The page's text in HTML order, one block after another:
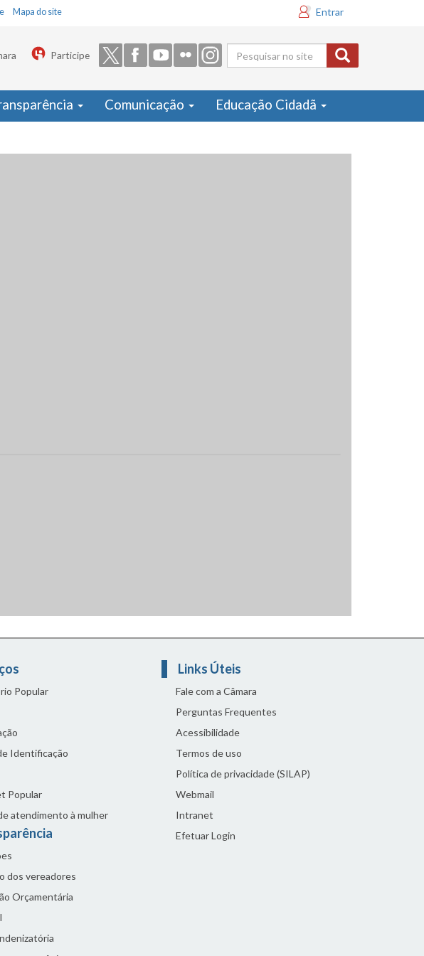
Mapa do site Entrar
Formulário
de busca
Participe
Comunicação Educação Cidadã
Popular
Identificação
Popular
atendimento à mulher
dos vereadores
Orçamentária
Links Úteis
Fale com a Câmara
Perguntas Frequentes
Acessibilidade
Termos de uso
Política de privacidade (SILAP)
Webmail
Intranet
Efetuar Login